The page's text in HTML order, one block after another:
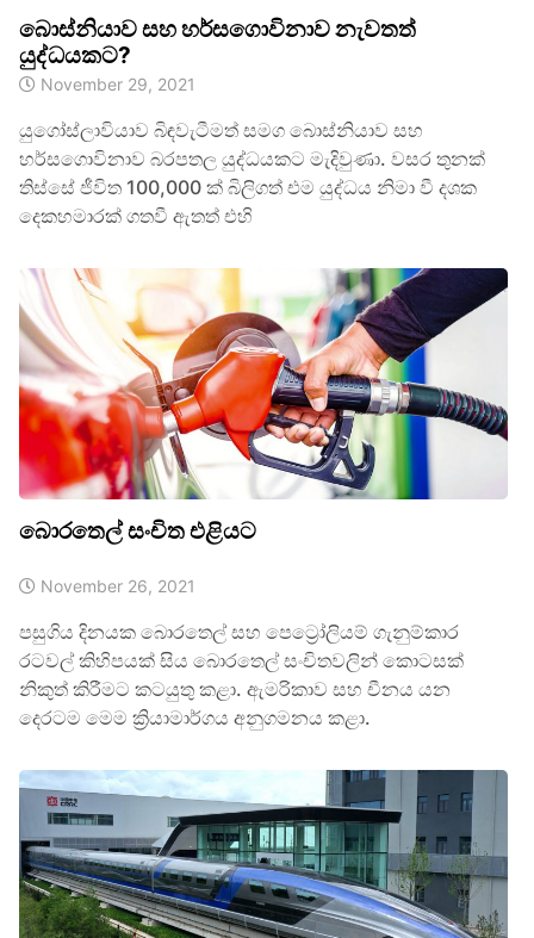
බොස්නියාව සහ හර්සගොවිනාව නැවතත්
යුද්ධයකට?
November 29, 2021
යුගෝස්ලාවියාව බිඳවැටීමත් සමග බොස්නියාව සහ
හර්සගොවිනාව බරපතල යුද්ධයකට මැදිවුණා. වසර තුනක්
තිස්සේ ජීවිත 100,000 ක් බිලිගත් එම යුද්ධය නිමා වී දශක
දෙකහමාරක් ගතවී ඇතත් එහි
බොරතෙල් සංචිත එළියට
November 26, 2021
පසුගිය දිනයක බොරතෙල් සහ පෙට්‍රෝලියම් ගැනුම්කාර
රටවල් කිහිපයක් සිය බොරතෙල් සංචිතවලින් කොටසක්
නිකුත් කිරීමට කටයුතු කළා. ඇමරිකාව සහ චීනය යන
දෙරටම මෙම ක්‍රියාමාර්ගය අනුගමනය කළා.